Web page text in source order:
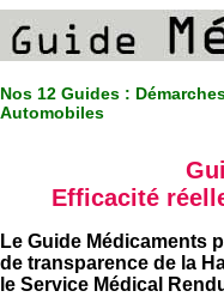
Nos 12 Guides :
Automobiles
Efficacité
Le Guide Médicaments
de transparence de la
le Service Médical